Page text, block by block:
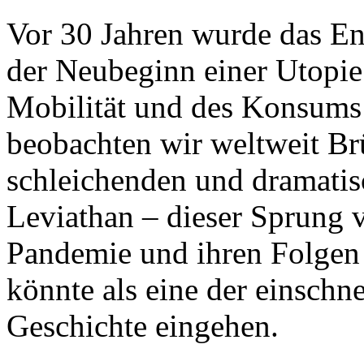
Vor 30 Jahren wurde das
der Neubeginn einer
Mobilität und des
beobachten wir weltweit
schleichenden und
Leviathan – dieser Sprung
Pandemie und ihren
könnte als eine der
Geschichte eingehen.